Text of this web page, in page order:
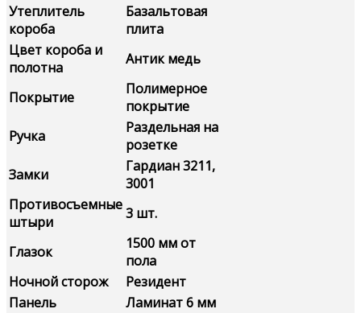
Утеплитель
короба
Базальтовая
плита
Цвет короба и
полотна
Антик медь
Покрытие
Полимерное
покрытие
Ручка
Раздельная на
розетке
Замки
Гардиан 3211,
3001
Противосъемные
штыри
3 шт.
Глазок
1500 мм от
пола
Ночной сторож
Резидент
Панель
Ламинат 6 мм